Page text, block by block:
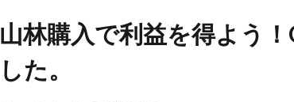
山林購入で利益を得よう
した。